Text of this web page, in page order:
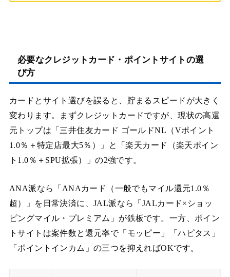
必要なクレジットカード・ポイントサイトの選
び方
カードとサイト選びを誤ると、貯まるスピードが大きく
変わります。まずクレジットカードですが、現状の高還
元トップは「三井住友カード ゴールドNL（Vポイント
1.0％＋特定店最大5％）」と「楽天カード（楽天ポイン
ト1.0％＋SPU拡張）」の2強です。
ANA派なら「ANAカード（一般でもマイル還元1.0％
超）」を日常決済に、JAL派なら「JALカード×ショッ
ピングマイル・プレミアム」が鉄板です。一方、ポイン
トサイトは案件数と還元率で「モッピー」「ハピタス」
「ポイントインカム」の三つを抑えればOKです。